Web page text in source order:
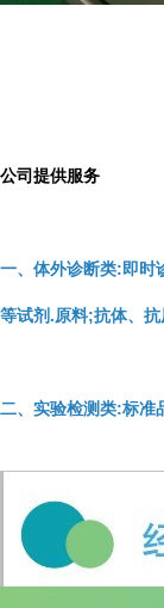
公司提供服务
一、体外诊断类:即时
等试剂.原料;抗体、抗
二、实验检测类:标准